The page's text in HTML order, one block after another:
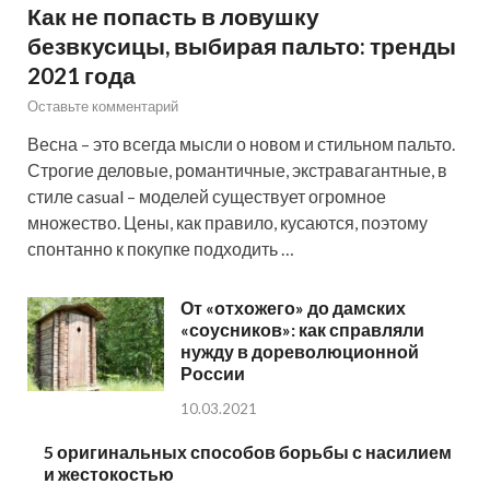
Как не попасть в ловушку
безвкусицы, выбирая пальто: тренды
2021 года
Оставьте комментарий
Весна – это всегда мысли о новом и стильном пальто.
Строгие деловые, романтичные, экстравагантные, в
стиле casual – моделей существует огромное
множество. Цены, как правило, кусаются, поэтому
спонтанно к покупке подходить …
От «отхожего» до дамских
«соусников»: как справляли
нужду в дореволюционной
России
10.03.2021
5 оригинальных способов борьбы с насилием
и жестокостью